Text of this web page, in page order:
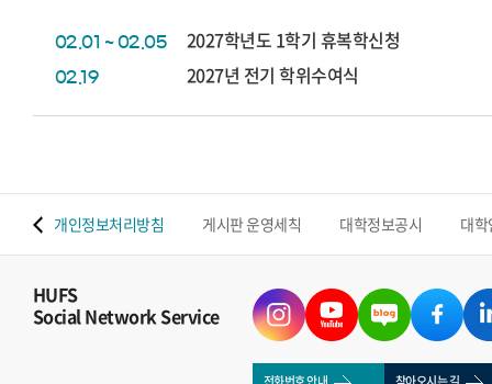
02.01 ~ 02.05 2027학년도 1학기 휴복학신청
02.19 2027년 전기 학위수여식
개인정보처리방침 게시판 운영세칙 대학정보공시 대
HUFS
Social Network Service